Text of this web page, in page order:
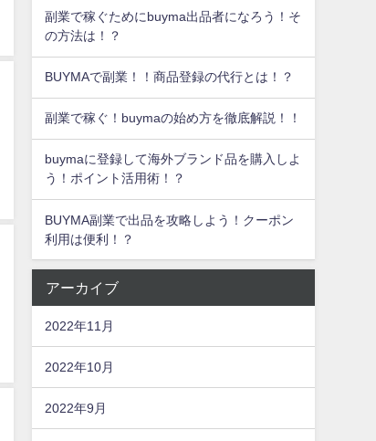
副業で稼ぐためにbuyma出品者になろう！そ
の方法は！？
BUYMAで副業！！商品登録の代行とは！？
副業で稼ぐ！buymaの始め方を徹底解説！！
buymaに登録して海外ブランド品を購入しよ
う！ポイント活用術！？
BUYMA副業で出品を攻略しよう！クーポン
利用は便利！？
アーカイブ
2022年11月
2022年10月
2022年9月